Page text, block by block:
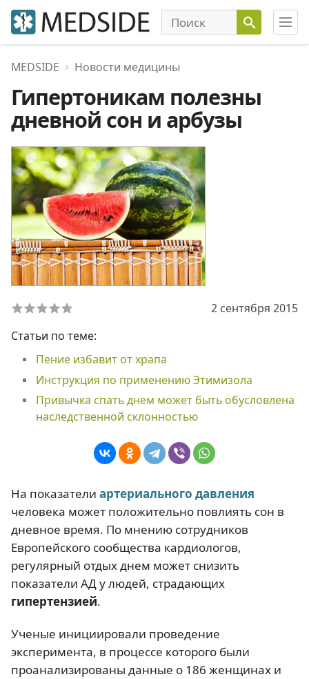
MEDSIDE Новости медицины
Гипертоникам полезны
дневной сон и арбузы
2 сентября 2015
Статьи по теме:
Пение избавит от храпа
Инструкция по применению Этимизола
Привычка спать днем может быть обусловлена
наследственной склонностью
На показатели артериального давления
человека может положительно повлиять сон в
дневное время. По мнению сотрудников
Европейского сообщества кардиологов,
регулярный отдых днем может снизить
показатели АД у людей, страдающих
гипертензией.
Ученые инициировали проведение
эксперимента, в процессе которого были
проанализированы данные о 186 женщинах и